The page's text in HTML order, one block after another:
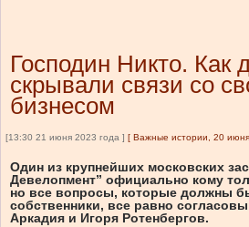
Господин Никто. Как
скрывали связи со
бизнесом
[13:30 21 июня 2023 года ] [ Важные истории, 20
Один из крупнейших московских
Девелопмент” официально кому
но все вопросы, которые должны
собственники, все равно
Аркадия и Игоря Ротенбергов.